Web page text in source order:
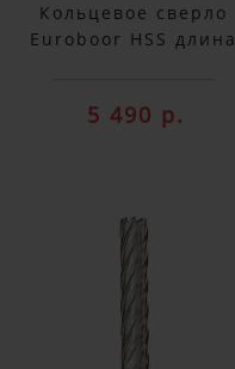
Кольцевое сверло
Euroboor HSS длина
5 490 р.